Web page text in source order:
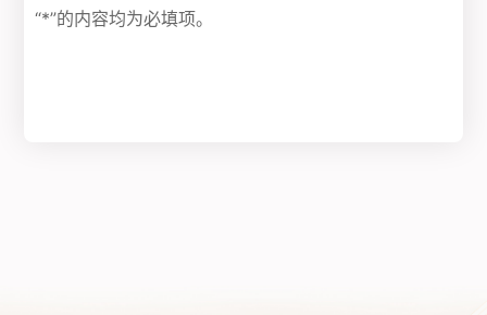
“*”的内容均为必填项。